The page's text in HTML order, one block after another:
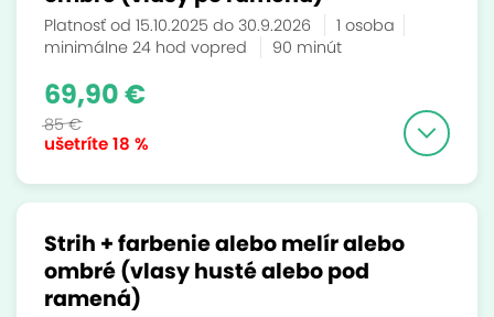
Platnosť od 15.10.2025 do 30.9.2026
1 osoba
minimálne 24 hod vopred
90 minút
ušetríte18 %
69,90 €
85 €
Strih + farbenie alebo melír alebo
ombré (vlasy husté alebo pod
ramená)